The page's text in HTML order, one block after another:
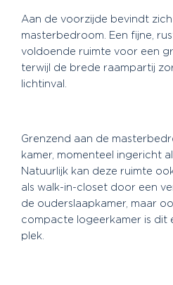
Aan de voorzijde bevindt
masterbedroom. Een fijne,
voldoende ruimte voor een
terwijl de brede raampartij
lichtinval.
Grenzend aan de
kamer, momenteel ingericht
Natuurlijk kan deze ruimte
als walk-in-closet door een
de ouderslaapkamer, maar
compacte logeerkamer is dit
plek.